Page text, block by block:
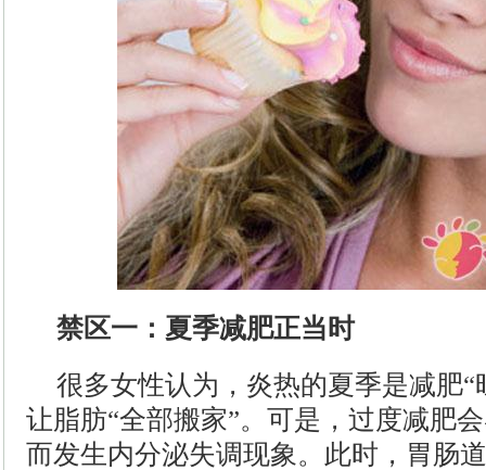
禁区一：夏季减肥正当时
很多女性认为，炎热的夏季是减肥“
让脂肪“全部搬家”。可是，过度减肥
而发生内分泌失调现象。此时，胃肠